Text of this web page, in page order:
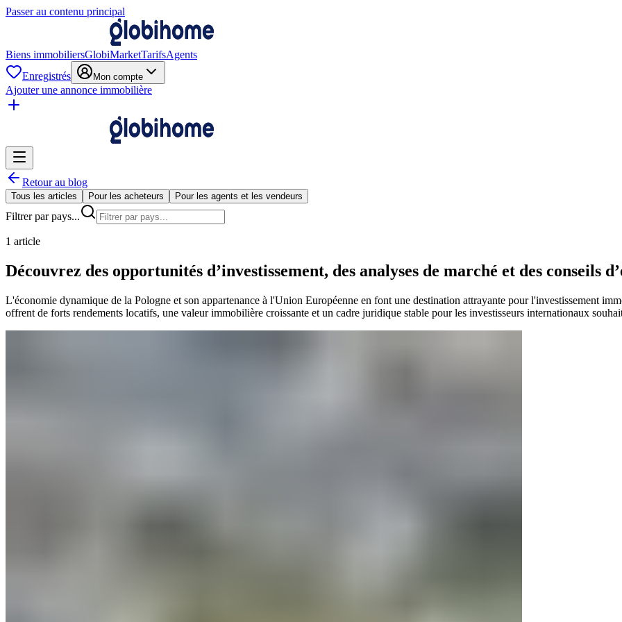
Passer au contenu principal
Biens immobiliersGlobiMarketTarifsAgents
Enregistrés
Mon compte
Ajouter une annonce immobilière
Retour au blog
Tous les articles Pour les acheteurs Pour les agents et les vendeurs
Filtrer par pays...
1 article
Découvrez des opportunités d’investissement, des analyses de marché et des conseils
L'économie dynamique de la Pologne et son appartenance à l'Union Européenne en font une destination attrayante pour l'investissement
offrent de forts rendements locatifs, une valeur immobilière croissante et un cadre juridique stable pour les investisseurs internationaux